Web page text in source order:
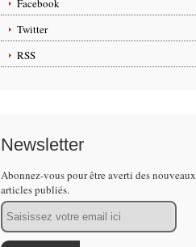
Facebook
Twitter
RSS
Newsletter
Abonnez-vous pour être averti des nouveaux
articles publiés.
Email